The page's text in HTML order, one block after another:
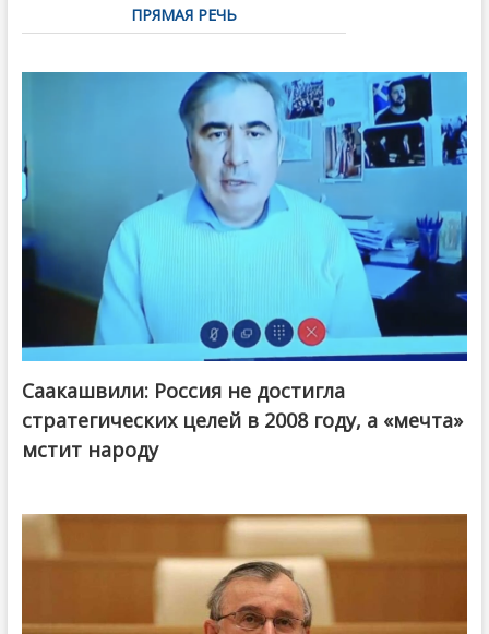
ПРЯМАЯ РЕЧЬ
Саакашвили: Россия не достигла
стратегических целей в 2008 году, а «мечта»
мстит народу